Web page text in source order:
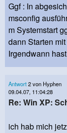
Ggf : In
msconfig
m Systemstart
dann Starten
Irgendwann
Antwort2 von Hyphen
09.04.07, 11:04:28
Re: Win XP:
ich hab mich